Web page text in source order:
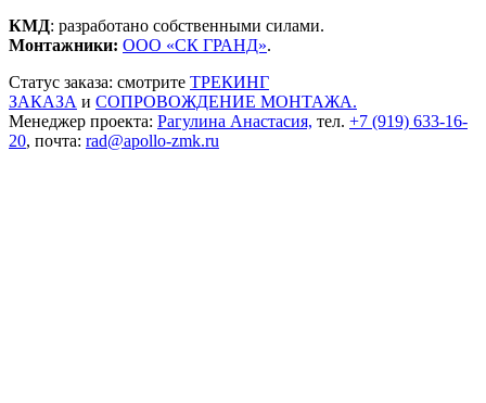
КМД: разработано собственными силами.
Монтажники: ООО «СК ГРАНД».
Статус заказа: смотрите ТРЕКИНГ
ЗАКАЗА и СОПРОВОЖДЕНИЕ МОНТАЖА.
Менеджер проекта: Рагулина Анастасия, тел. +7 (919) 633-16-
20, почта: rad@apollo-zmk.ru